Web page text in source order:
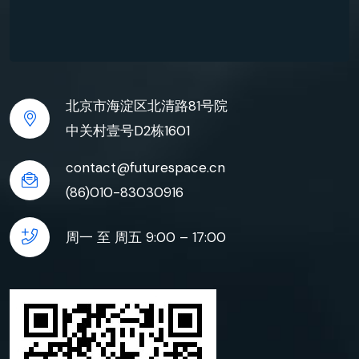
北京市海淀区北清路81号院
中关村壹号D2栋1601
contact@futurespace.cn
(86)010-83030916
周一 至 周五 9:00 – 17:00